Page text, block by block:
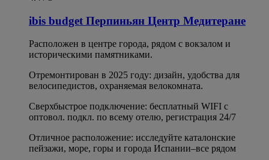
ibis budget Перпиньян Центр Медитеране
Расположен в центре города, рядом с вокзалом и
историческими памятниками.
Отремонтирован в 2025 году: дизайн, удобства для
велосипедистов, охраняемая велокомната.
Сверхбыстрое подключение: бесплатный WIFI с
оптовол. подкл. по всему отелю, регистрация 24/7
Отличное расположение: исследуйте каталонские
пейзажи, море, горы и города Испании–все рядом